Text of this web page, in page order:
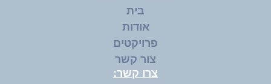
בית
אודות
פרויקטים
צור קשר
צרו קשר: